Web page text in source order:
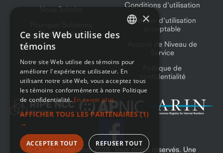
Nous Joindre
OneProvider?
Conditions d'utilisation
Politique d'utilisation
acceptable
Accord de Niveau de
Service
Politique de
confidentialité
© OneProvider.com . Tous droits réservés. Une
×
Ce site Web utilise des
témoins
Notre site Web utilise des témoins pour
améliorer l'expérience utilisateur. En
utilisant notre site Web, vous acceptez tous
les témoins conformément à notre Politique
de confidentialité. En savoir plus
AFFICHER TOUS LES PARTENAIRES (1)
→
ACCEPTER TOUT REFUSER TOUT